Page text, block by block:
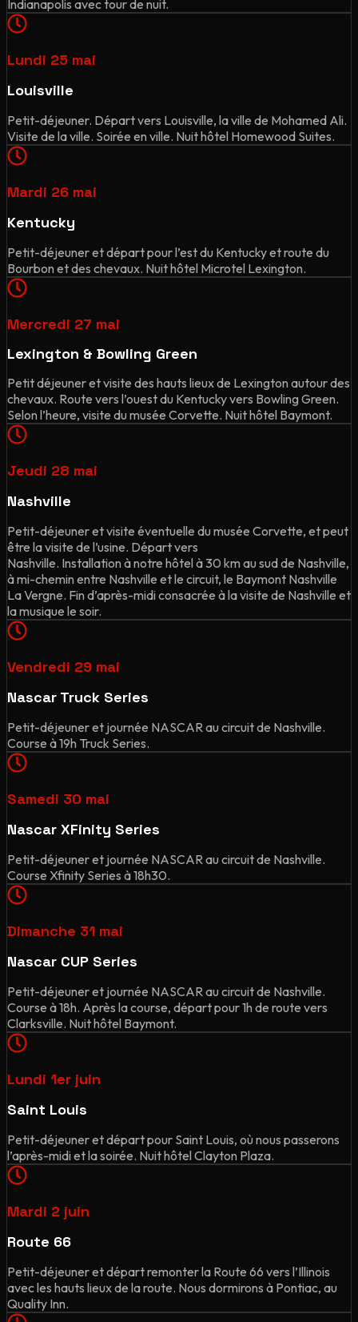
Indianapolis avec tour de nuit.
Lundi 25 mai
Louisville
Petit-déjeuner. Départ vers Louisville, la ville de Mohamed Ali.
Visite de la ville. Soirée en ville. Nuit hôtel Homewood Suites.
Mardi 26 mai
Kentucky
Petit-déjeuner et départ pour l’est du Kentucky et route du
Bourbon et des chevaux. Nuit hôtel Microtel Lexington.
Mercredi 27 mai
Lexington & Bowling Green
Petit déjeuner et visite des hauts lieux de Lexington autour des
chevaux. Route vers l’ouest du Kentucky vers Bowling Green.
Selon l’heure, visite du musée Corvette. Nuit hôtel Baymont.
Jeudi 28 mai
Nashville
Petit-déjeuner et visite éventuelle du musée Corvette, et peut
être la visite de l’usine. Départ vers
Nashville. Installation à notre hôtel à 30 km au sud de Nashville,
à mi-chemin entre Nashville et le circuit, le Baymont Nashville
La Vergne. Fin d’après-midi consacrée à la visite de Nashville et
la musique le soir.
Vendredi 29 mai
Nascar Truck Series
Petit-déjeuner et journée NASCAR au circuit de Nashville.
Course à 19h Truck Series.
Samedi 30 mai
Nascar XFinity Series
Petit-déjeuner et journée NASCAR au circuit de Nashville.
Course Xfinity Series à 18h30.
Dimanche 31 mai
Nascar CUP Series
Petit-déjeuner et journée NASCAR au circuit de Nashville.
Course à 18h. Après la course, départ pour 1h de route vers
Clarksville. Nuit hôtel Baymont.
Lundi 1er juin
Saint Louis
Petit-déjeuner et départ pour Saint Louis, où nous passerons
l’après-midi et la soirée. Nuit hôtel Clayton Plaza.
Mardi 2 juin
Route 66
Petit-déjeuner et départ remonter la Route 66 vers l’Illinois
avec les hauts lieux de la route. Nous dormirons à Pontiac, au
Quality Inn.